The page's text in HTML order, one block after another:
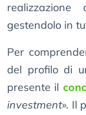
gestendolo in
Per
del profilo di
presente il
investment». Il